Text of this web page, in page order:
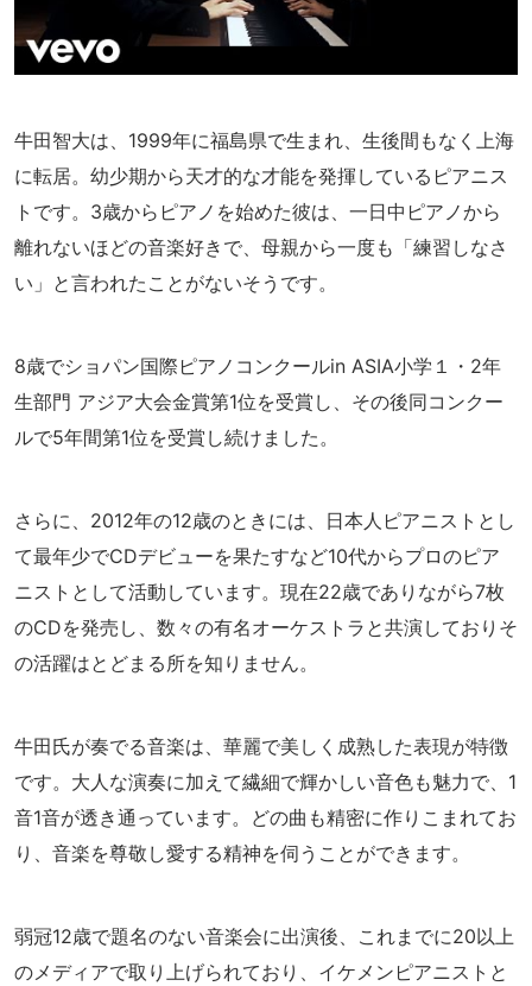
牛田智大は、1999年に福島県で生まれ、生後間もなく上海
に転居。幼少期から天才的な才能を発揮しているピアニス
トです。3歳からピアノを始めた彼は、一日中ピアノから
離れないほどの音楽好きで、母親から一度も「練習しなさ
い」と言われたことがないそうです。
8歳でショパン国際ピアノコンクールin ASIA小学１・2年
生部門 アジア大会金賞第1位を受賞し、その後同コンクー
ルで5年間第1位を受賞し続けました。
さらに、2012年の12歳のときには、日本人ピアニストとし
て最年少でCDデビューを果たすなど10代からプロのピア
ニストとして活動しています。現在22歳でありながら7枚
のCDを発売し、数々の有名オーケストラと共演しておりそ
の活躍はとどまる所を知りません。
牛田氏が奏でる音楽は、華麗で美しく成熟した表現が特徴
です。大人な演奏に加えて繊細で輝かしい音色も魅力で、1
音1音が透き通っています。どの曲も精密に作りこまれてお
り、音楽を尊敬し愛する精神を伺うことができます。
弱冠12歳で題名のない音楽会に出演後、これまでに20以上
のメディアで取り上げられており、イケメンピアニストと